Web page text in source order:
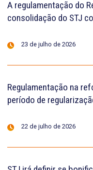
A regulamentação do
consolidação do STJ
23 de julho de 2026
Regulamentação na
período de
22 de julho de 2026